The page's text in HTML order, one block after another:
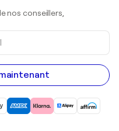
nos conseillers,